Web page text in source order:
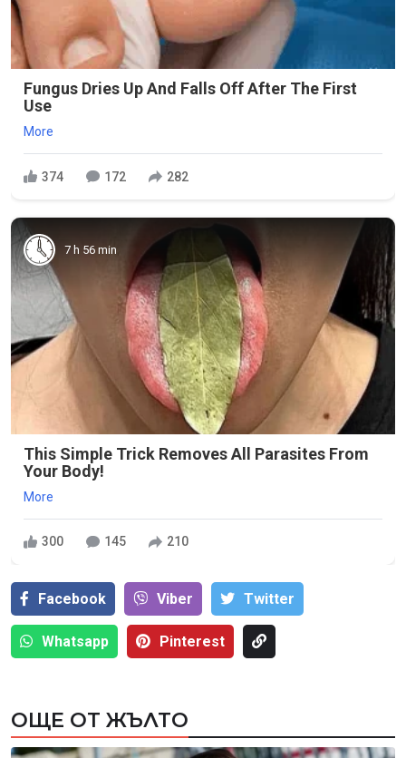
Fungus Dries Up And Falls Off After The First
Use
More
374 172 282
7 h 56 min
This Simple Trick Removes All Parasites From
Your Body!
More
300 145 210
Facebook Viber Тwitter
Whatsapp Pinterest
ОЩЕ ОТ ЖЪЛТО